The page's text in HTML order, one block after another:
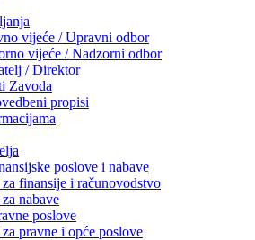
vijeće / Upravni odbor
vijeće / Nadzorni odbor
/ Direktor
Zavoda
propisi
poslove i nabave
finansije i računovodstvo
nabave
poslove
pravne i opće poslove